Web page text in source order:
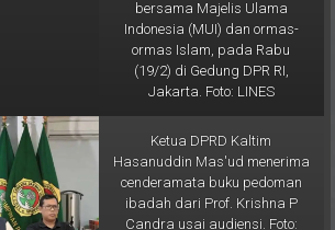
Imam Bashori perwakilan DPP
LDII saat mengusulkan urusan
haji pada satu kementerian
pada rapat dengar Rapat
Dengar Pendapat Umum
(RDPU) yang diselenggarakan
oleh Panitia Kerja (Panja) Haji
dan Umrah Komisi VIII DPR RI
bersama Majelis Ulama
Indonesia (MUI) dan ormas-
ormas Islam, pada Rabu